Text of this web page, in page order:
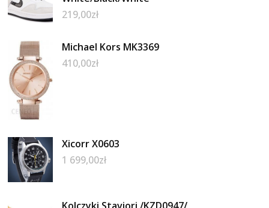
219,00zł
Michael Kors MK3369
410,00zł
Xicorr X0603
1 699,00zł